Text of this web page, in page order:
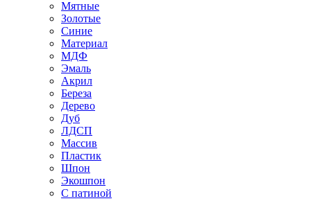
Мятные
Золотые
Синие
Материал
МДФ
Эмаль
Акрил
Береза
Дерево
Дуб
ЛДСП
Массив
Пластик
Шпон
Экошпон
С патиной